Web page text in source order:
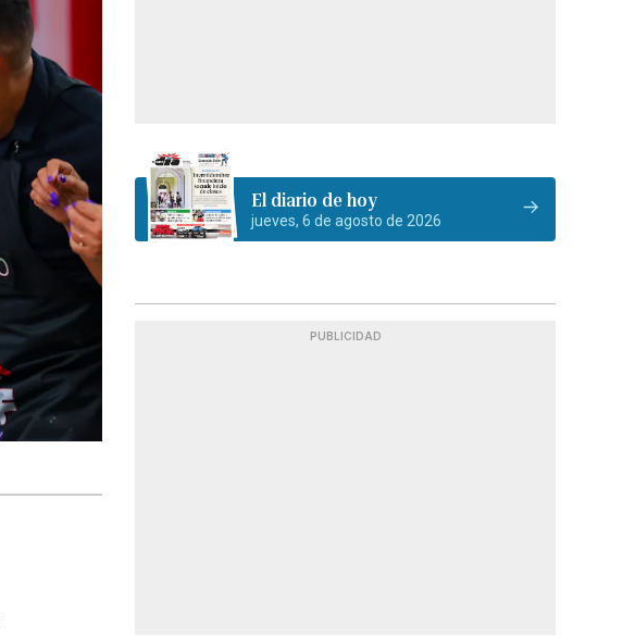
El diario de hoy
jueves, 6 de agosto de 2026
PUBLICIDAD